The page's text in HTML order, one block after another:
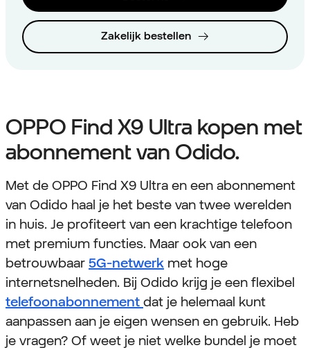
Zakelijk bestellen
OPPO Find X9 Ultra kopen met
abonnement van Odido.
Met de OPPO Find X9 Ultra en een abonnement
van Odido haal je het beste van twee werelden
in huis. Je profiteert van een krachtige telefoon
met premium functies. Maar ook van een
betrouwbaar 5G-netwerk met hoge
internetsnelheden. Bij Odido krijg je een flexibel
telefoonabonnement dat je helemaal kunt
aanpassen aan je eigen wensen en gebruik. Heb
je vragen? Of weet je niet welke bundel je moet